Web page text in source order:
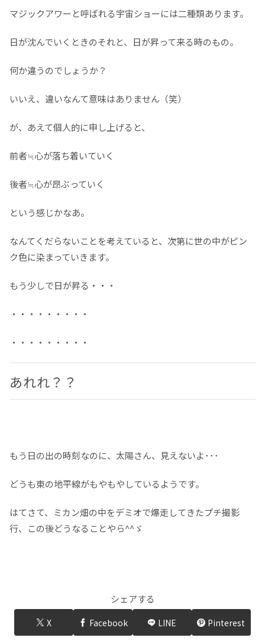
マジックアワーと呼ばれる宇宙ショーには二種類あります。
日が沈んでいくときのそれと、日が昇って来る時のもの。
何か違うのでしょうか？
いいえ、違いなんて意味はありません（笑）
が、あえて個人的に申し上げると、
前者≒心が落ち着いていく
後者≒心が昂ぶっていく
という感じかなあ。
なんてくだらないことを考えていると、次第に世の中がピン
ク色に染まっていきます。
もう少しで日が昇る・・・
・・・・・・・・・
・・・・・・・・・
あれれ？？
もう日の出の時刻なのに、太陽さん、見えないよ･･･
どうも東の地平線がもやもやしているようです。
はてさて、ミカン畑の中をデミオで爆走してきたプチ撮影
行、この後どうなることやら^^ゞ
シェアする
X Facebook LINE Pinterest